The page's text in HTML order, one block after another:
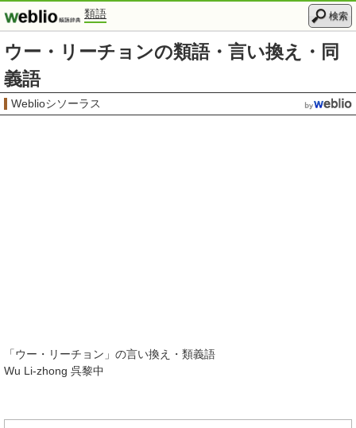
類語 検索
ウー・リーチョンの類語・言い換え・同
義語
Weblioシソーラス
「ウー・リーチョン 」の言い換え・類義語
Wu Li-zhong 呉黎中